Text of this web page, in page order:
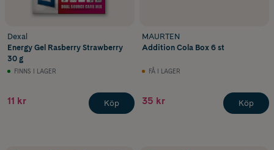
Dexal
Energy Gel Rasberry Strawberry
30 g
FINNS I LAGER
11 kr Köp
MAURTEN
Addition Cola Box 6 st
FÅ I LAGER
35 kr Köp